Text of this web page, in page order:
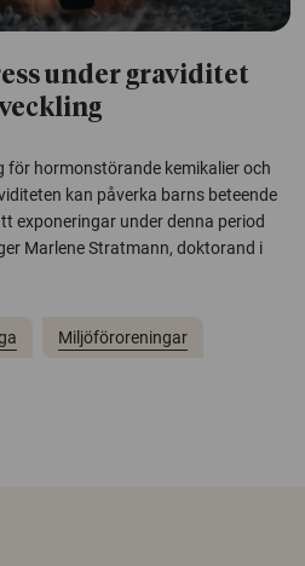
under graviditet
för hormonstörande kemikalier och
kan påverka barns beteende
exponeringar under denna period
Marlene Stratmann, doktorand i
Miljöföroreningar